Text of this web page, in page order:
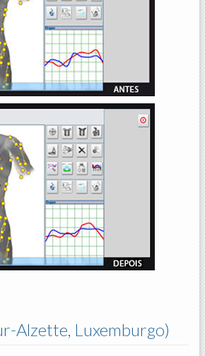
Alzette, Luxemburgo)